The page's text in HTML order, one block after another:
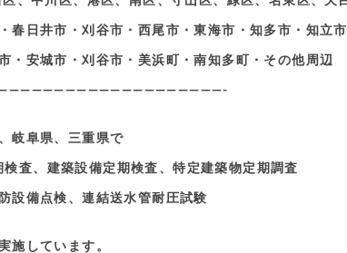
日井市・刈谷市・西尾市・東海市・知多市・知立
・安城市・刈谷市・美浜町・南知多町・その他周辺
岐阜県、三重県で
査、建築設備定期検査、特定建築物定期調査
設備点検、連結送水管耐圧試験
施しています。